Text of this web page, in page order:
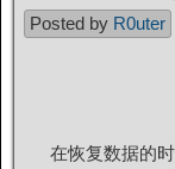
Posted by R0uter
在恢复数据的